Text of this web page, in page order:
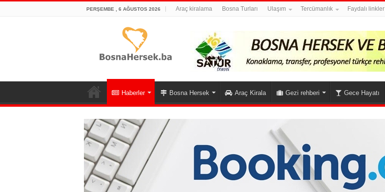
PERŞEMBE , 6 AĞUSTOS 2026 Araç kiralama Bosna Turları Ulaşım Tercümanlık Faydalı linkler
Haberler Bosna Hersek Araç Kirala Gezi rehberi Gece Hayatı